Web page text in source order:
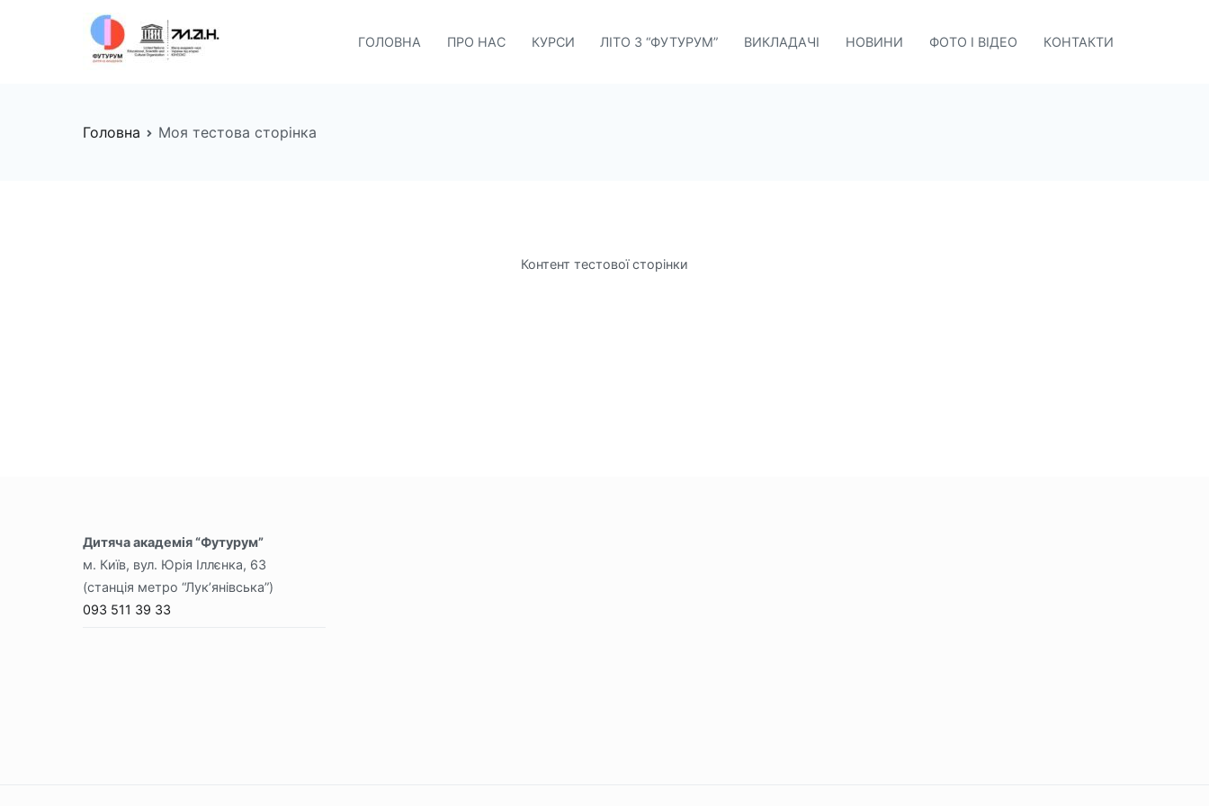
ГОЛОВНА ПРО НАС КУРСИ ЛІТО З “ФУТУРУМ” ВИКЛАДАЧІ НОВИНИ ФОТО І ВІДЕО КОНТАКТИ
Головна Моя тестова сторінка
Контент тестової сторінки
Дитяча академія “Футурум”
м. Київ, вул. Юрія Іллєнка, 63
(станція метро “Лук’янівська”)
093 511 39 33